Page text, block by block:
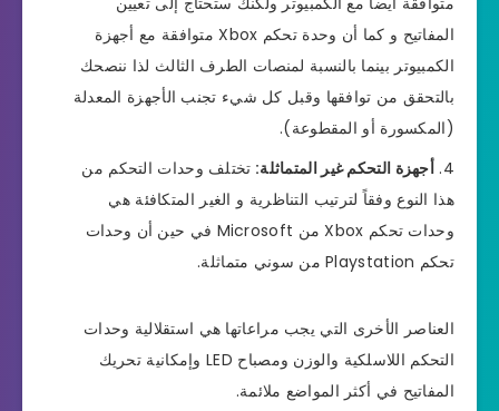
المفاتيح و كما أن وحدة تحكم Xbox متوافقة مع أجهزة
الكمبيوتر بينما بالنسبة لمنصات الطرف الثالث لذا ننصحك
بالتحقق من توافقها وقبل كل شيء تجنب الأجهزة المعدلة
(المكسورة أو المقطوعة).
أجهزة التحكم غير المتماثلة: تختلف وحدات التحكم من
هذا النوع وفقاً لترتيب التناظرية و الغير المتكافئة هي
وحدات تحكم Xbox من Microsoft في حين أن وحدات
تحكم Playstation من سوني متماثلة.
العناصر الأخرى التي يجب مراعاتها هي استقلالية وحدات
التحكم اللاسلكية والوزن ومصباح LED وإمكانية تحريك
المفاتيح في أكثر المواضع ملائمة.